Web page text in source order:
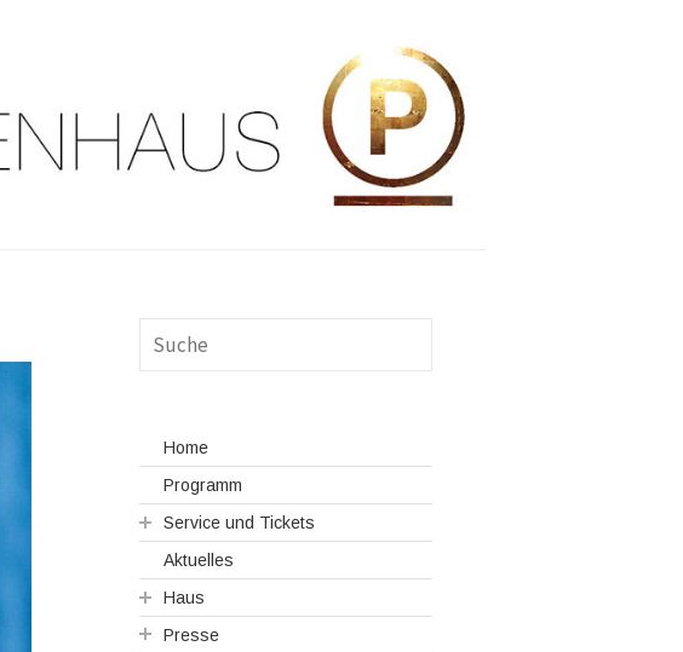
Home
Programm
Service und Tickets
Aktuelles
Haus
Presse